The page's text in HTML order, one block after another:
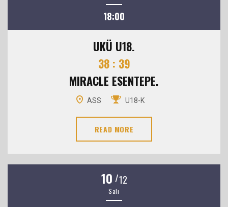
18:00
UKÜ U18.
38 : 39
MIRACLE ESENTEPE.
ASS U18-K
READ MORE
10 /12
Salı